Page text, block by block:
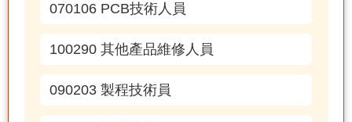
070106 PCB技術人員
100290 其他產品維修人員
090203 製程技術員